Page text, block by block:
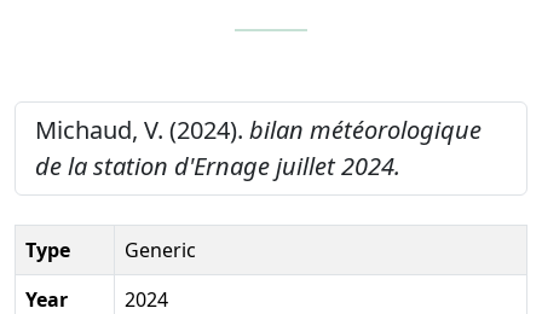
Michaud, V. (2024). bilan météorologique
de la station d'Ernage juillet 2024.
Type
Generic
Year
2024